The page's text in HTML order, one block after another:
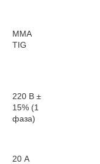
MMA
TIG
220 В ±
15% (1
фаза)
20 А